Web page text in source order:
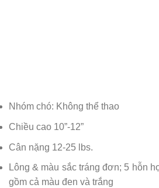
Nhóm chó: Không thể thao
Chiều cao 10”-12”
Cân nặng 12-25 lbs.
Lông & màu sắc tráng đơn; 5 hỗn
gồm cả màu đen và trắng